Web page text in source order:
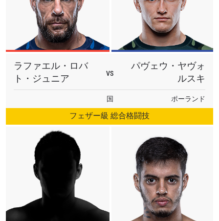
ラファエル・ロバ
ト・ジュニア
VS
パヴェウ・ヤヴォ
ルスキ
国 ポーランド
フェザー級 総合格闘技
ハイライトを見る
このフォームを送信することにより、お客様は当
社の プライバシーポリシー
に基づく情報の収集、
使用および開示に同意したことになります。お客
様は、いつでも配信を停止することができます。